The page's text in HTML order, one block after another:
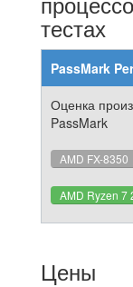
тестах
PassMark
Оценка
PassMark
AMD FX-8350
AMD Ryzen 7
Цены